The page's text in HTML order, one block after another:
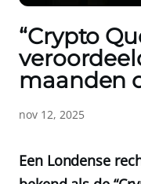
“Crypto
maanden
nov 12, 2025
Een Londense